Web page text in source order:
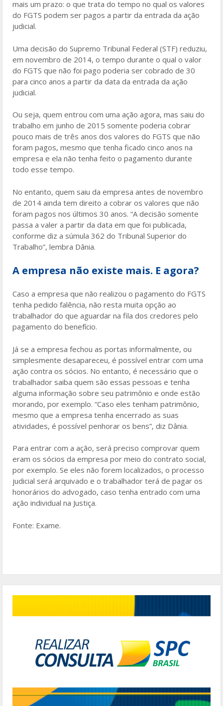
mais um prazo: o que trata do tempo no qual os valores
do FGTS podem ser pagos a partir da entrada da ação
judicial.
Uma decisão do Supremo Tribunal Federal (STF) reduziu,
em novembro de 2014, o tempo durante o qual o valor
do FGTS que não foi pago poderia ser cobrado de 30
para cinco anos a partir da data da entrada da ação
judicial.
Ou seja, quem entrou com uma ação agora, mas saiu do
trabalho em junho de 2015 somente poderia cobrar
pouco mais de três anos dos valores do FGTS que não
foram pagos, mesmo que tenha ficado cinco anos na
empresa e ela não tenha feito o pagamento durante
todo esse tempo.
No entanto, quem saiu da empresa antes de novembro
de 2014 ainda tem direito a cobrar os valores que não
foram pagos nos últimos 30 anos. “A decisão somente
passa a valer a partir da data em que foi publicada,
conforme diz a súmula 362 do Tribunal Superior do
Trabalho”, lembra Dânia.
A empresa não existe mais. E agora?
Caso a empresa que não realizou o pagamento do FGTS
tenha pedido falência, não resta muita opção ao
trabalhador do que aguardar na fila dos credores pelo
pagamento do benefício.
Já se a empresa fechou as portas informalmente, ou
simplesmente desapareceu, é possível entrar com uma
ação contra os sócios. No entanto, é necessário que o
trabalhador saiba quem são essas pessoas e tenha
alguma informação sobre seu patrimônio e onde estão
morando, por exemplo. “Caso eles tenham patrimônio,
mesmo que a empresa tenha encerrado as suas
atividades, é possível penhorar os bens”, diz Dânia.
Para entrar com a ação, será preciso comprovar quem
eram os sócios da empresa por meio do contrato social,
por exemplo. Se eles não forem localizados, o processo
judicial será arquivado e o trabalhador terá de pagar os
honorários do advogado, caso tenha entrado com uma
ação individual na Justiça.
Fonte: Exame.